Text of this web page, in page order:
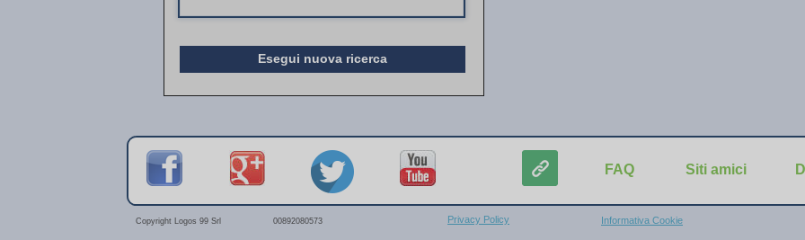
Copyright Logos 99 Srl 00892080573 Privacy Policy Informativa Cookie
FAQ Siti amici
Esegui nuova ricerca